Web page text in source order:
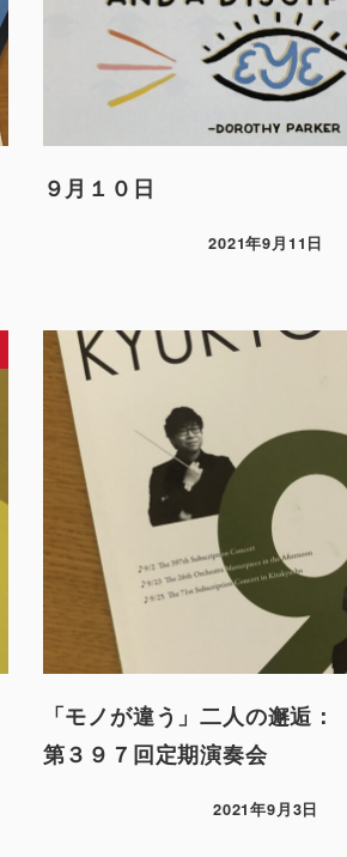
９月１０日
2021年9月11日
「モノが違う」二人の邂逅
第３９７回定期演奏会
2021年9月3日